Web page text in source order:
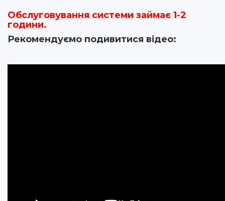
Обслуговування системи займає 1-2
години.
Рекомендуємо подивитися відео: